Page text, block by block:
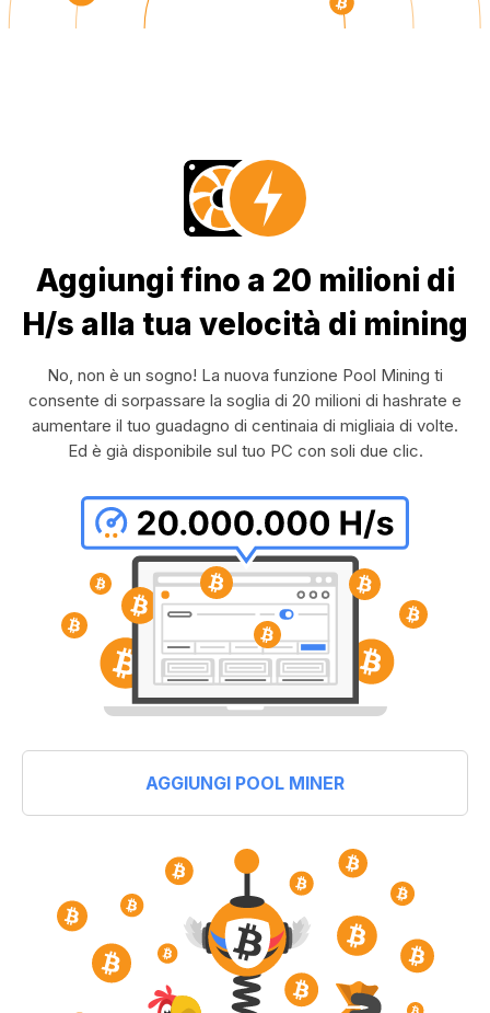
Aggiungi fino a 20 milioni di
H/s alla tua velocità di mining
No, non è un sogno! La nuova funzione Pool Mining ti
consente di sorpassare la soglia di 20 milioni di hashrate e
aumentare il tuo guadagno di centinaia di migliaia di volte.
Ed è già disponibile sul tuo PC con soli due clic.
AGGIUNGI POOL MINER